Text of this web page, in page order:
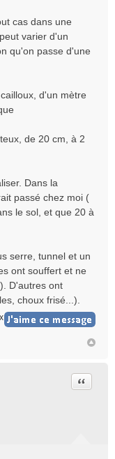
cas dans une
varier d'un
qu'on passe d'une
d'un mètre
de 20 cm, à 2
Dans la
passé chez moi (
le sol, et que 20 à
serre, tunnel et un
ont souffert et ne
D'autres ont
choux frisé...).
x
Citer